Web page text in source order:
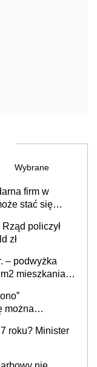
Wybrane
firm w
stać się
policzył
zł
– podwyżka
mieszkania,
można
wyjściem
roku? Minister